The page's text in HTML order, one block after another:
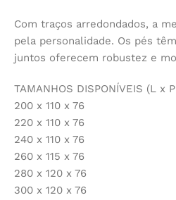
Com traços arredondados, a
pela personalidade. Os pés
juntos oferecem robustez e
TAMANHOS DISPONÍVEIS (L x
200 x 110 x 76
220 x 110 x 76
240 x 110 x 76
260 x 115 x 76
280 x 120 x 76
300 x 120 x 76